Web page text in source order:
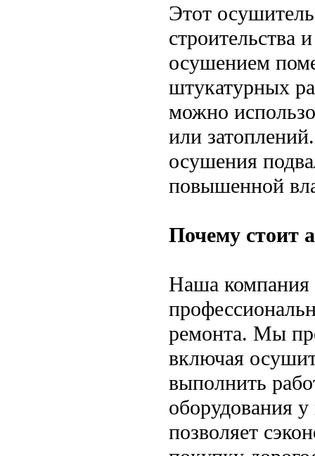
Этот
строительства
осушением
штукатурных
можно
или
осушения
повышенной
Почему стоит
Наша компания
ремонта. Мы
включая
выполнить
оборудования
позволяет